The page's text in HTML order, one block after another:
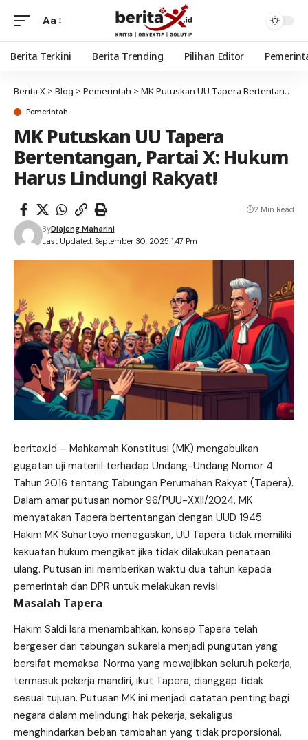
Aa
Berita Terkini Berita Trending Pilihan Editor
Berita X > Blog > Pemerintah > MK Putuskan UU Tapera Bertentangan, Partai X: Hukum Harus Lindungi Rakyat!
Pemerintah
MK Putuskan UU Tapera
Bertentangan, Partai X: Hukum
Harus Lindungi Rakyat!
Last Updated: September 30, 2025 1:47 Pm
ByDiajeng Maharini
2 Min Read
beritax.id – Mahkamah Konstitusi (MK) mengabulkan
gugatan uji materiil terhadap Undang-Undang Nomor 4
Tahun 2016 tentang Tabungan Perumahan Rakyat (Tapera).
Dalam amar putusan nomor 96/PUU-XXII/2024, MK
menyatakan Tapera bertentangan dengan UUD 1945.
Hakim MK Suhartoyo menegaskan, UU Tapera tidak memiliki
kekuatan hukum mengikat jika tidak dilakukan penataan
ulang. Putusan ini memberikan waktu dua tahun kepada
pemerintah dan DPR untuk melakukan revisi.
Masalah Tapera
Hakim Saldi Isra menambahkan, konsep Tapera telah
bergeser dari tabungan sukarela menjadi pungutan yang
bersifat memaksa. Norma yang mewajibkan seluruh pekerja,
termasuk pekerja mandiri, ikut Tapera, dianggap tidak
sesuai tujuan. Putusan MK ini menjadi catatan penting bagi
negara dalam melindungi hak pekerja, sekaligus
menghindarkan beban tambahan yang tidak proporsional.